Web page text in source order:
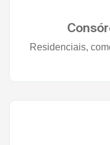
Residenciais,